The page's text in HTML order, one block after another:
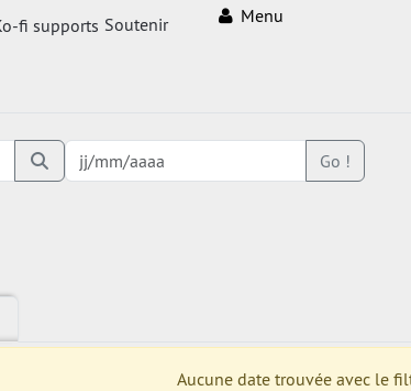
Soutenir Menu
Go !
Aucune date trouvée avec le